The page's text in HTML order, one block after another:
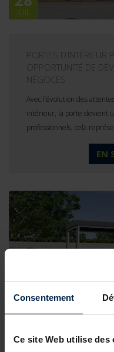
Consentement
Ce site Web utilise des
JUIL
PORTES D’INTÉRIEUR
OPPORTUNITÉ DE
NÉGOCES
Avec l’évolution des
intérieur, la porte devient
professionnels, cela
EN
06
JUIL